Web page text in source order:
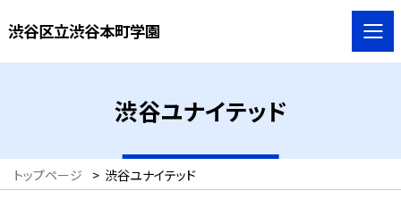
渋谷区立渋谷本町学園
渋谷ユナイテッド
トップページ > 渋谷ユナイテッド